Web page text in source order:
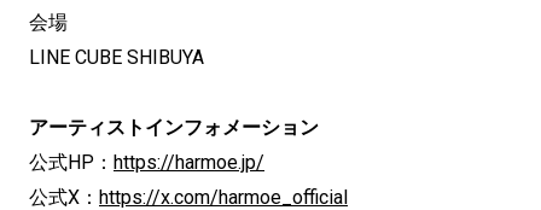
会場
LINE CUBE SHIBUYA
アーティストインフォメーション
公式HP： https://harmoe.jp/
公式X： https://x.com/harmoe_official